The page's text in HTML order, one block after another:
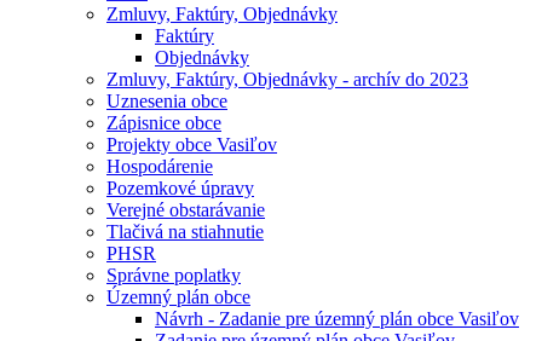
Zmluvy, Faktúry, Objednávky
Faktúry
Objednávky
Zmluvy, Faktúry, Objednávky - archív do 2023
Uznesenia obce
Zápisnice obce
Projekty obce Vasiľov
Hospodárenie
Pozemkové úpravy
Verejné obstarávanie
Tlačivá na stiahnutie
PHSR
Správne poplatky
Územný plán obce
Návrh - Zadanie pre územný plán obce Vasiľov